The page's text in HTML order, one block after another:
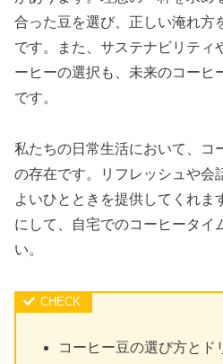
合った豆を選び、正しい淹れ方
です。また、サステナビリティ
ーヒーの選択も、未来のコーヒ
です。
私たちの日常生活において、コ
の存在です。リフレッシュや会
よいひとときを提供してくれま
にして、自宅でのコーヒータイ
い。
コーヒー豆の選び方とド